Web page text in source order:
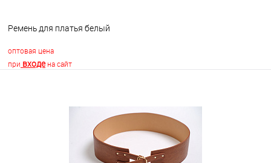
Ремень для платья белый
оптовая цена
при входена сайт
В наличии